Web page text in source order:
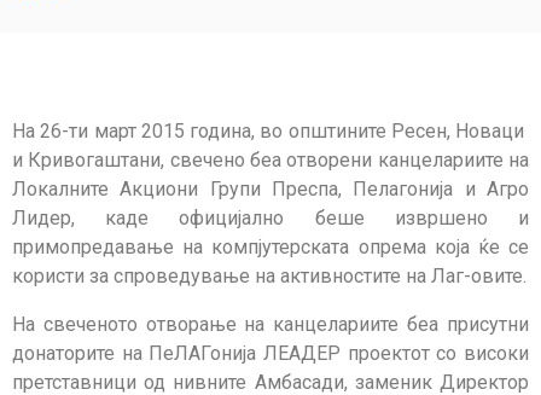
На 26-ти март 2015 година, во општините Ресен, Новаци
и Кривогаштани, свечено беа отворени канцелариите на
Локалните Акциони Групи Преспа, Пелагонија и Агро
Лидер, каде официјално беше извршено и
примопредавање на компјутерската опрема која ќе се
користи за спроведување на активностите на Лаг-овите.
На свеченото отворање на канцелариите беа присутни
донаторите на ПеЛАГонија ЛЕАДЕР проектот со високи
претставници од нивните Амбасади, заменик Директор